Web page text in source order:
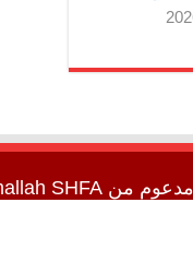
مدعوم منSHFA شفا